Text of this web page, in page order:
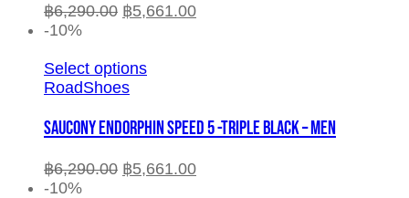
฿6,290.00 ฿5,661.00
-10%
Select options
RoadShoes
SAUCONY ENDORPHIN SPEED 5 -TRIPLE BLACK – MEN
฿6,290.00 ฿5,661.00
-10%